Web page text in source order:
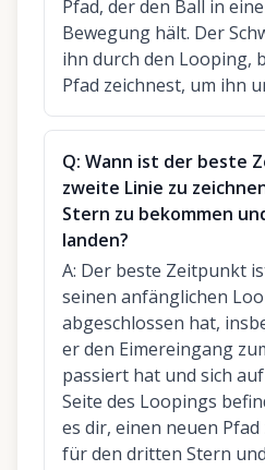
Pfad, der den Ball in
Bewegung hält. Der
ihn durch den Looping,
Pfad zeichnest, um ihn
Q: Wann ist der beste
zweite Linie zu
Stern zu bekommen
landen?
A: Der beste Zeitpunkt
seinen anfänglichen
abgeschlossen hat,
er den Eimereingang
passiert hat und sich
Seite des Loopings
es dir, einen neuen
für den dritten Stern